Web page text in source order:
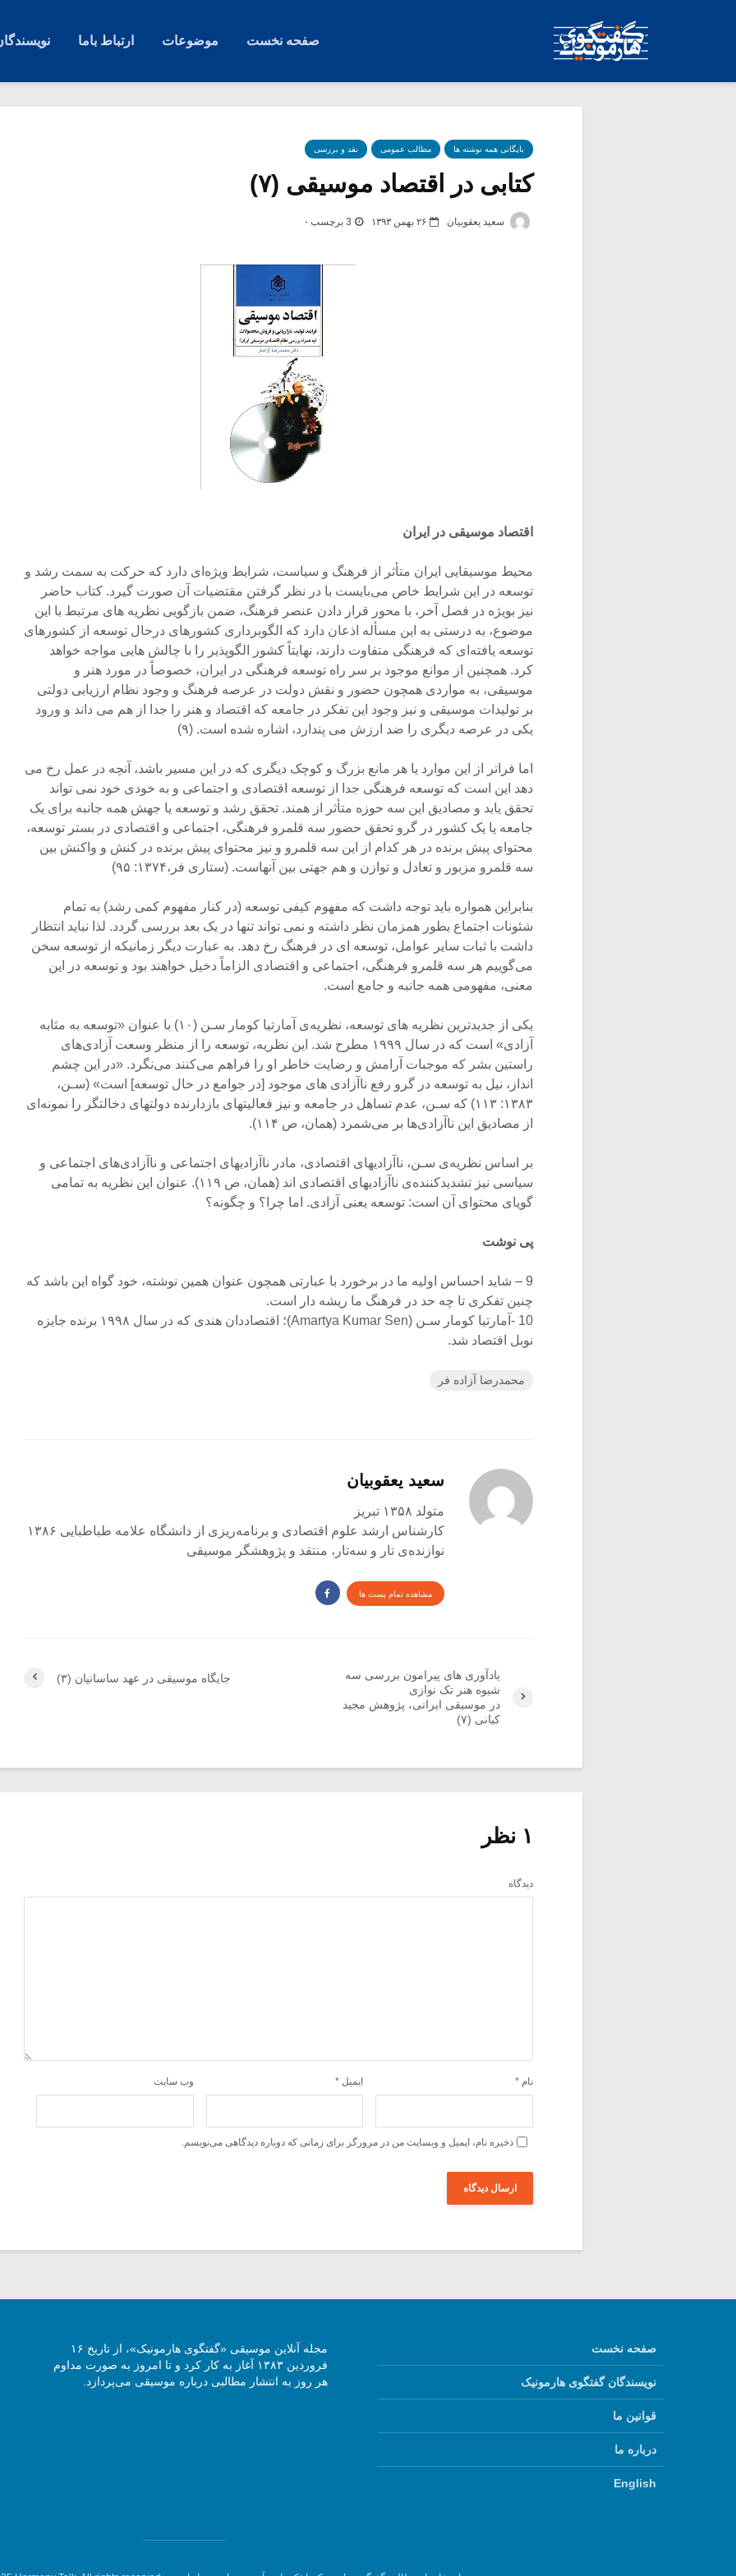
صفحه نخست موضوعات ارتباط باما
بایگانی همه نوشته ها مطالب عمومی نقد و بررسی
کتابی در اقتصاد موسیقی (۷)
سعید یعقوبیان ۲۶ بهمن ۱۳۹۳ 3 برچسب -
اقتصاد موسیقی در ایران
محیط موسیقایی ایران متأثر از فرهنگ و سیاست، شرایط ویژه‌ای دارد که حرکت به سمت رشد و
توسعه در این شرایط خاص می‌بایست با در نظر گرفتن مقتضیات آن صورت گیرد. کتاب حاضر
نیز بویژه در فصل آخر، با محور قرار دادن عنصر فرهنگ، ضمن بازگویی نظریه های مرتبط با این
موضوع، به درستی به این مسأله اذعان دارد که الگوبرداری کشورهای درحال توسعه از کشورهای
توسعه یافته‌ای که فرهنگی متفاوت دارند، نهایتاً کشور الگوپذیر را با چالش هایی مواجه خواهد
کرد. همچنین از موانع موجود بر سر راه توسعه فرهنگی در ایران، خصوصاً در مورد هنر و
موسیقی، به مواردی همچون حضور و نقش دولت در عرصه فرهنگ و وجود نظام ارزیابی دولتی
بر تولیدات موسیقی و نیز وجود این تفکر در جامعه که اقتصاد و هنر را جدا از هم می داند و ورود
یکی در عرصه دیگری را ضد ارزش می پندارد، اشاره شده است. (۹)
اما فراتر از این موارد یا هر مانع بزرگ و کوچک دیگری که در این مسیر باشد، آنچه در عمل رخ می
دهد این است که توسعه فرهنگی جدا از توسعه اقتصادی و اجتماعی و به خودی خود نمی تواند
تحقق یابد و مصادیق این سه حوزه متأثر از همند. تحقق رشد و توسعه یا جهش همه جانبه برای یک
جامعه یا یک کشور در گرو تحقق حضور سه قلمرو فرهنگی، اجتماعی و اقتصادی در بستر توسعه،
محتوای پیش برنده در هر کدام از این سه قلمرو و نیز محتوای پیش برنده در کنش و واکنش بین
سه قلمرو مزبور و تعادل و توازن و هم جهتی بین آنهاست. (ستاری فر،۱۳۷۴: ۹۵)
بنابراین همواره باید توجه داشت که مفهوم کیفی توسعه (در کنار مفهوم ﻛﻤﻰ رشد) به تمام
شئونات اجتماع بطور همزمان نظر داشته و نمی تواند تنها در یک ﺑﻌﺪ بررسی گردد. لذا نباید انتظار
داشت با ثبات سایر عوامل، توسعه ای در فرهنگ رخ دهد. به عبارت دیگر زمانیکه از توسعه سخن
می‌گوییم هر سه قلمرو فرهنگی، اجتماعی و اقتصادی الزاماً دخیل خواهند بود و توسعه در این
معنی، مفهومی همه جانبه و جامع است.
یکی از جدیدترین نظریه های توسعه، نظریه‌ی آمارتیا کومار سـﻦ (۱۰) با عنوان «توسعه به مثابه
آزادی» است که در سال ۱۹۹۹ مطرح شد. این نظریه، توسعه را از منظر وسعت آزادی‌های
راستین بشر که موجبات آرامش و رضایت خاطر او را فراهم می‌کنند می‌نگرد. «در این چشم
انداز، نیل به توسعه در گرو رفع ناآزادی های موجود [در جوامع در حال توسعه] است» (سـﻦ،
۱۳۸۳: ۱۱۳) که سـﻦ، عدم تساهل در جامعه و نیز فعالیتهای بازدارنده دولتهای دخالتگر را نمونه‌ای
از مصادیق این ناآزادی‌ها بر می‌شمرد (همان، ص ۱۱۴).
بر اساس نظریه‌ی سـﻦ، ناآزادیهای اقتصادی، مادر ناآزادیهای اجتماعی و ناآزادی‌های اجتماعی و
سیاسی نیز تشدیدکننده‌ی ناآزادیهای اقتصادی اند (همان، ص ۱۱۹). عنوان این نظریه به تمامی
گویای محتوای آن است: توسعه یعنی آزادی. اما چرا؟ و چگونه؟
پی نوشت
9 – شاید احساس اولیه ما در برخورد با عبارتی همچون عنوان همین نوشته، خود گواه این باشد که
چنین تفکری تا چه حد در فرهنگ ما ریشه دار است.
10 -آمارتیا کومار سـﻦ (Amartya Kumar Sen)؛ اقتصاددان هندی که در سال ۱۹۹۸ برنده جایزه
نوبل اقتصاد شد.
محمدرضا آزاده فر
سعید یعقوبیان
متولد ۱۳۵۸ تبریز
کارشناس ارشد علوم اقتصادی و برنامه‌ریزی از دانشگاه علامه طباطبایی ۱۳۸۶
نوازنده‌ی تار و سه‌تار، منتقد و پژوهشگر موسیقی
مشاهده تمام پست ها
جایگاه موسیقی در عهد ساسانیان (۳)
یادآوری های پیرامون بررسی سه
شیوه هنر تک نوازی
در موسیقی ایرانی، پژوهش مجید
کیانی (۷)
۱ نظر
دیدگاه
نام * ایمیل * وب‌ سایت
ذخیره نام، ایمیل و وبسایت من در مرورگر برای زمانی که دوباره دیدگاهی می‌نویسم.
صفحه نخست
نویسندگان گفتگوی هارمونیک
قوانین ما
درباره ما
English
مجله آنلاین موسیقی «گفتگوی هارمونیک»، از تاریخ ۱۶
فروردین ۱۳۸۳ آغاز به کار کرد و تا امروز به صورت مداوم
هر روز به انتشار مطالبی درباره موسیقی می‌پردازد.